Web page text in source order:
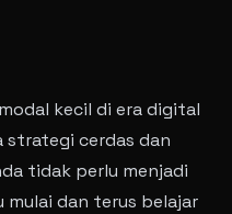
kecil di era digital
cerdas dan
tidak perlu menjadi
mulai dan terus belajar